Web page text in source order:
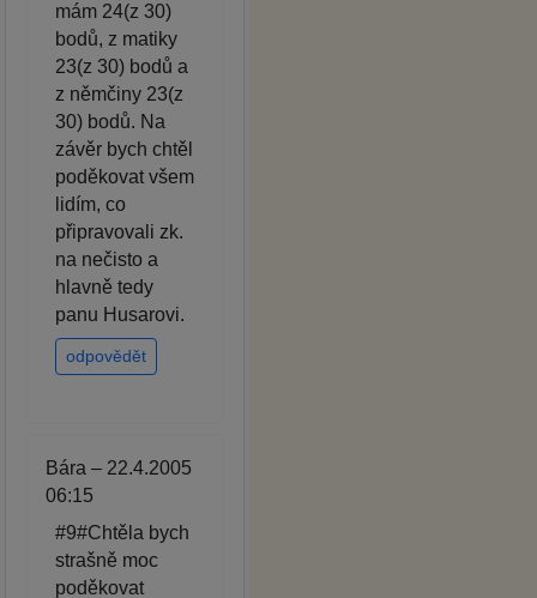
mám 24(z 30)
bodů, z matiky
23(z 30) bodů a
z němčiny 23(z
30) bodů. Na
závěr bych chtěl
poděkovat všem
lidím, co
připravovali zk.
na nečisto a
hlavně tedy
panu Husarovi.
odpovědět
Bára – 22.4.2005
06:15
#9#Chtěla bych
strašně moc
poděkovat